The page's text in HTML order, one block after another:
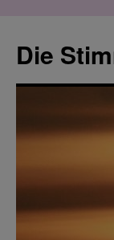
springen
Die